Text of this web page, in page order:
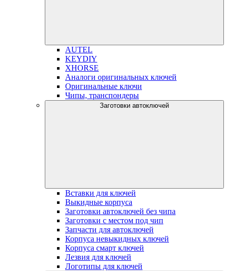
AUTEL
KEYDIY
XHORSE
Аналоги оригинальных ключей
Оригинальные ключи
Чипы, транспондеры
Заготовки автоключей
Вставки для ключей
Выкидные корпуса
Заготовки автоключей без чипа
Заготовки с местом под чип
Запчасти для автоключей
Корпуса невыкидных ключей
Корпуса смарт ключей
Лезвия для ключей
Логотипы для ключей